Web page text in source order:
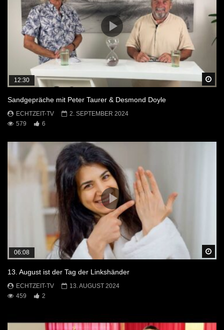
12:30
Sandgepräche mit Peter Taurer & Desmond Doyle
ECHTZEIT-TV
2. SEPTEMBER 2024
579
6
06:08
13. August ist der Tag der Linkshänder
ECHTZEIT-TV
13. AUGUST 2024
459
2